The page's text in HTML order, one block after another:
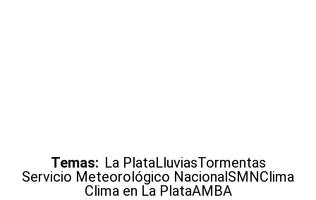
Temas: La PlataLluviasTormentas
Servicio Meteorológico NacionalSMNClima
Clima en La PlataAMBA